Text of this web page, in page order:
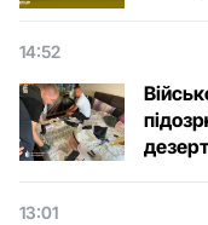
14:52
13:01